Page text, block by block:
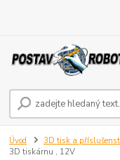
Úvod 3D tisk a
3D tiskárnu , 12V